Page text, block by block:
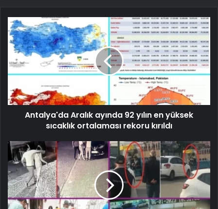
Antalya'da Aralık ayında 92 yılın en yüksek
sıcaklık ortalaması rekoru kırıldı